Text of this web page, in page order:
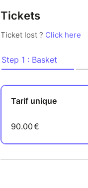
Encadré par une
labellisée « École
Au programme :
Initiation et
Travail de mise en
Expression
Respect et maîtrise
autant les capacités
Tickets